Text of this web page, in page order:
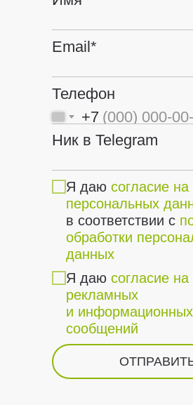
Email*
Телефон
+7
Ник в Telegram
Я даю согласие на
персональных
в соответствии с
обработки
данных
Я даю согласие
рекламных
и информационных
сообщений